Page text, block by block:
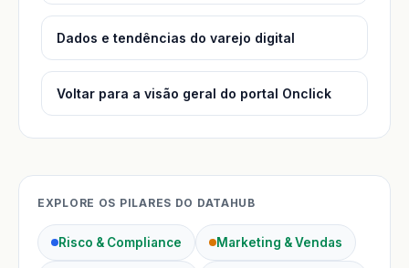
Dados e tendências do varejo digital
Voltar para a visão geral do portal Onclick
EXPLORE OS PILARES DO DATAHUB
Risco & Compliance Marketing & Vendas